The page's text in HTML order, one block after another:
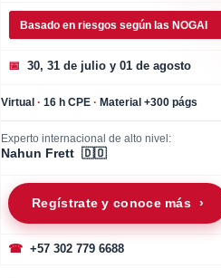
Basado en riesgos según las NOGAI
📅 30, 31 de julio y 01 de agosto
Virtual· 16 h CPE· Material +300 págs
Experto internacional de alto nivel:
Nahun Frett 🇩🇴
Regístrate y conoce más ›
☎ +57 302 779 6688